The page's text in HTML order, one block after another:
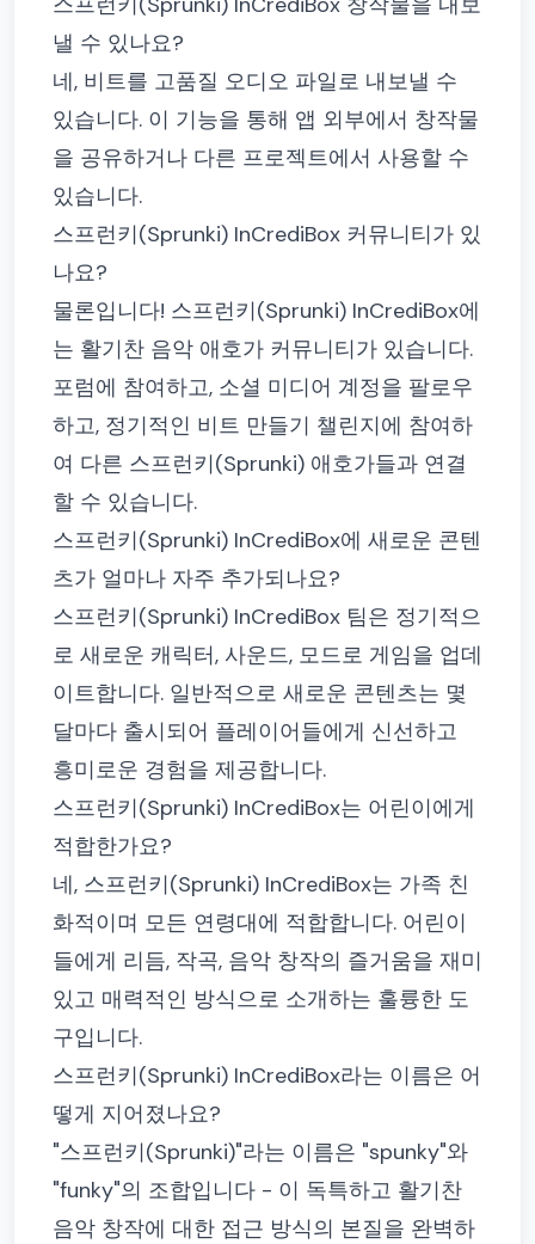
낼 수 있나요?
네, 비트를 고품질 오디오 파일로 내보낼 수
있습니다. 이 기능을 통해 앱 외부에서 창작물
을 공유하거나 다른 프로젝트에서 사용할 수
있습니다.
스프런키(Sprunki) InCrediBox 커뮤니티가 있
나요?
물론입니다! 스프런키(Sprunki) InCrediBox에
는 활기찬 음악 애호가 커뮤니티가 있습니다.
포럼에 참여하고, 소셜 미디어 계정을 팔로우
하고, 정기적인 비트 만들기 챌린지에 참여하
여 다른 스프런키(Sprunki) 애호가들과 연결
할 수 있습니다.
스프런키(Sprunki) InCrediBox에 새로운 콘텐
츠가 얼마나 자주 추가되나요?
스프런키(Sprunki) InCrediBox 팀은 정기적으
로 새로운 캐릭터, 사운드, 모드로 게임을 업데
이트합니다. 일반적으로 새로운 콘텐츠는 몇
달마다 출시되어 플레이어들에게 신선하고
흥미로운 경험을 제공합니다.
스프런키(Sprunki) InCrediBox는 어린이에게
적합한가요?
네, 스프런키(Sprunki) InCrediBox는 가족 친
화적이며 모든 연령대에 적합합니다. 어린이
들에게 리듬, 작곡, 음악 창작의 즐거움을 재미
있고 매력적인 방식으로 소개하는 훌륭한 도
구입니다.
스프런키(Sprunki) InCrediBox라는 이름은 어
떻게 지어졌나요?
"스프런키(Sprunki)"라는 이름은 "spunky"와
"funky"의 조합입니다 - 이 독특하고 활기찬
음악 창작에 대한 접근 방식의 본질을 완벽하